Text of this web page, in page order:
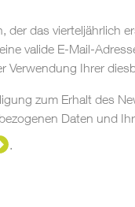
der das vierteljährlich
valide E-Mail-
Verwendung Ihrer
zum Erhalt des
Daten und
.